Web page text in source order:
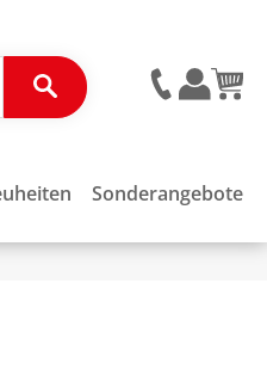
Sonderangebote